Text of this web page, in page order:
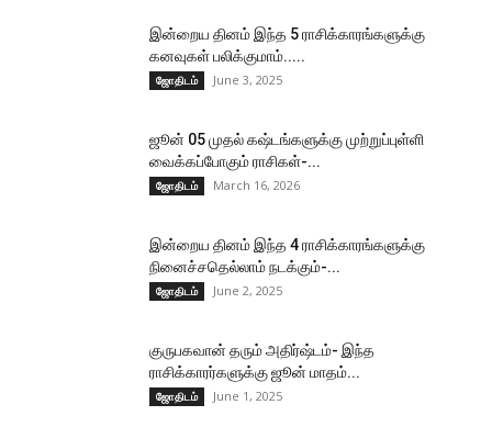
இன்றைய தினம் இந்த 5 ராசிக்காரங்களுக்கு
கனவுகள் பலிக்குமாம்.....
ஜோதிடம் June 3, 2025
ஜூன் 05 முதல் கஷ்டங்களுக்கு முற்றுப்புள்ளி
வைக்கப்போகும் ராசிகள்-...
ஜோதிடம் March 16, 2026
இன்றைய தினம் இந்த 4 ராசிக்காரங்களுக்கு
நினைச்சதெல்லாம் நடக்கும்-...
ஜோதிடம் June 2, 2025
குருபகவான் தரும் அதிர்ஷ்டம்- இந்த
ராசிக்காரர்களுக்கு ஜூன் மாதம்...
ஜோதிடம் June 1, 2025